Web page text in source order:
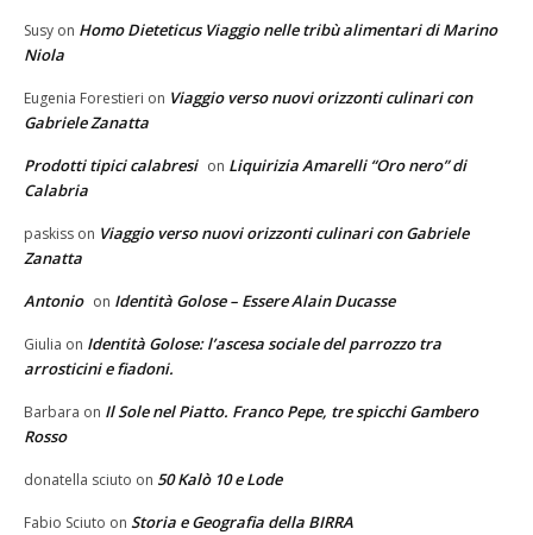
Susy on Homo Dieteticus Viaggio nelle tribù alimentari di Marino
Niola
Eugenia Forestieri on Viaggio verso nuovi orizzonti culinari con
Gabriele Zanatta
Prodotti tipici calabresi on Liquirizia Amarelli “Oro nero” di
Calabria
paskiss on Viaggio verso nuovi orizzonti culinari con Gabriele
Zanatta
Antonio on Identità Golose – Essere Alain Ducasse
Giulia on Identità Golose: l’ascesa sociale del parrozzo tra
arrosticini e fiadoni.
Barbara on Il Sole nel Piatto. Franco Pepe, tre spicchi Gambero
Rosso
donatella sciuto on 50 Kalò 10 e Lode
Fabio Sciuto on Storia e Geografia della BIRRA